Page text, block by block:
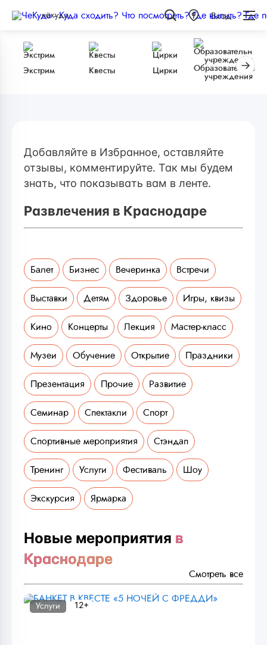
чёкуда Вход
Экстрим Квесты Цирки
Образовательные
учреждения
Добавляйте в Избранное, оставляйте
отзывы, комментируйте. Так мы будем
знать, что показывать вам в ленте.
Развлечения в Краснодаре
Балет Бизнес Вечеринка Встречи
Выставки Детям Здоровье Игры, квизы
Кино Концерты Лекция Мастер-класс
Музеи Обучение Открытие Праздники
Презентация Прочие Развитие
Семинар Спектакли Спорт
Спортивные мероприятия Стэндап
Тренинг Услуги Фестиваль Шоу
Экскурсия Ярмарка
Новые мероприятия в
Краснодаре
Смотреть все
Услуги 12+